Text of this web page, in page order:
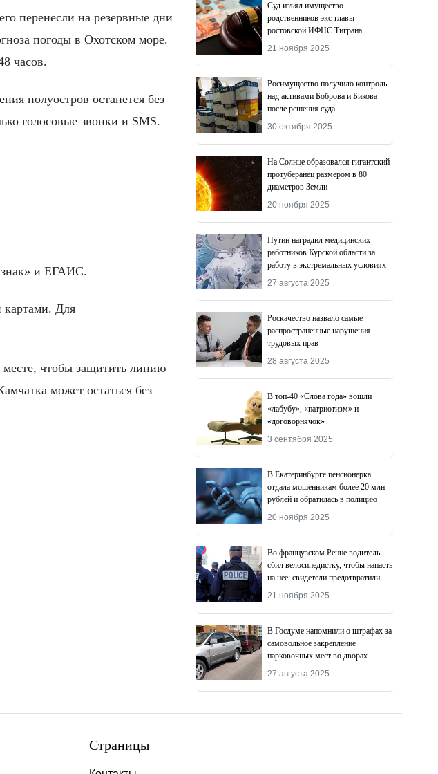
перенесли на резервные дни
погоды в Охотском море.
часов.
полуостров останется без
голосовые звонки и SMS.
знак» и ЕГАИС.
картами. Для
чтобы защитить линию
может остаться без
Суд изъял имущество
родственников экс-главы
ростовской ИФНС Тиграна
Додохяна
21 ноября 2025
Росимущество получило контроль
над активами Боброва и Бикова
после решения суда
30 октября 2025
На Солнце образовался гигантский
протуберанец размером в 80
диаметров Земли
20 ноября 2025
Путин наградил медицинских
работников Курской области за
работу в экстремальных условиях
27 августа 2025
Роскачество назвалo самые
распространенные нарушения
трудовых прав
28 августа 2025
В топ-40 «Слова года» вошли
«лабубу», «патриотизм» и
«договорнячок»
3 сентября 2025
В Екатеринбурге пенсионерка
отдала мошенникам более 20 млн
рублей и обратилась в полицию
20 ноября 2025
Во французском Ренне водитель
сбил велосипедистку, чтобы напасть
на неё: свидетели предотвратили
преступление
21 ноября 2025
В Госдуме напомнили о штрафах за
самовольное закрепление
парковочных мест во дворах
27 августа 2025
Страницы